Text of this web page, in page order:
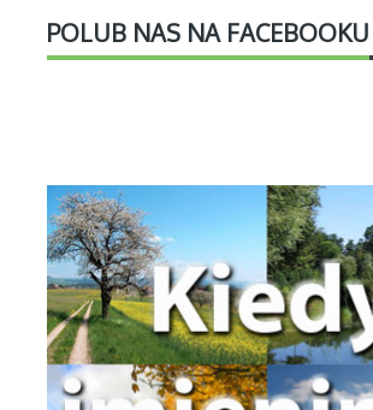
POLUB NAS NA FACEBOOKU